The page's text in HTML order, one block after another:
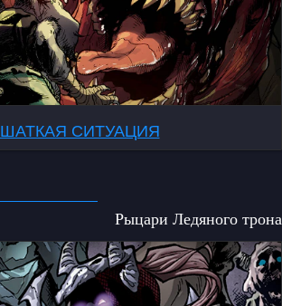
ШАТКАЯ СИТУАЦИЯ
Рыцари Ледяного трона